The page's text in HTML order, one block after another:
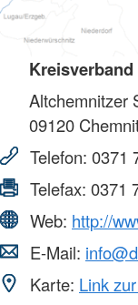
Kreisverband
Altchemnitzer
09120
Telefon: 0371
Telefax: 0371
Web: http://
E-Mail:
Karte: Link